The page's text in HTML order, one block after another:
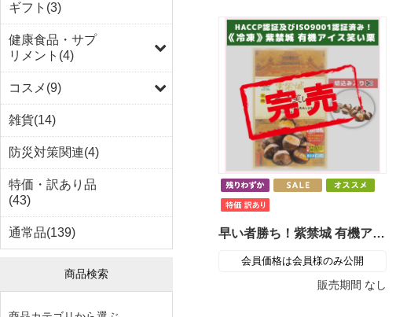
ギフト(3)
健康食品・サプ
リメント(4)
コスメ(9)
雑貨(14)
防災対策関連(4)
特価・訳あり品
(43)
通常品(139)
商品検索
早い者勝ち！紫禁城 有機アイス笑い栗（冷凍）
会員価格は会員様のみ公開
販売期間 なし